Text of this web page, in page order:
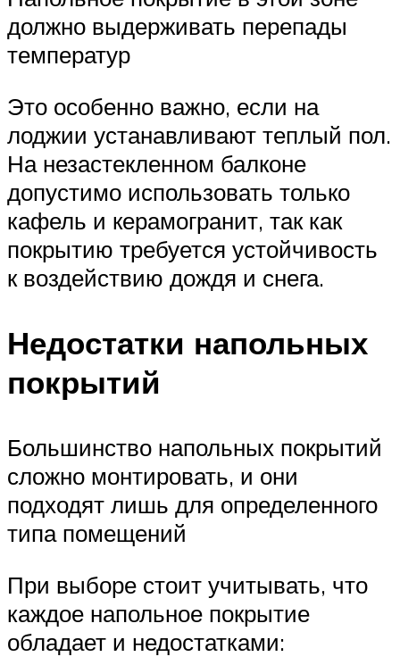
должно выдерживать перепады
температур
Это особенно важно, если на
лоджии устанавливают теплый пол.
На незастекленном балконе
допустимо использовать только
кафель и керамогранит, так как
покрытию требуется устойчивость
к воздействию дождя и снега.
Недостатки напольных
покрытий
Большинство напольных покрытий
сложно монтировать, и они
подходят лишь для определенного
типа помещений
При выборе стоит учитывать, что
каждое напольное покрытие
обладает и недостатками: